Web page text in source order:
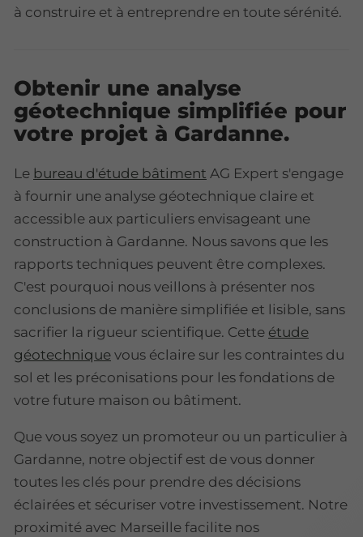
à construire et à entreprendre en toute sérénité.
Obtenir une analyse
géotechnique simplifiée pour
votre projet à Gardanne.
Le bureau d'étude bâtiment AG Expert s'engage
à fournir une analyse géotechnique claire et
accessible aux particuliers envisageant une
construction à Gardanne. Nous savons que les
rapports techniques peuvent être complexes.
C'est pourquoi nous veillons à présenter nos
conclusions de manière simplifiée et lisible, sans
sacrifier la rigueur scientifique. Cette étude
géotechnique vous éclaire sur les contraintes du
sol et les préconisations pour les fondations de
votre future maison ou bâtiment.
Que vous soyez un promoteur ou un particulier à
Gardanne, notre objectif est de vous donner
toutes les clés pour prendre des décisions
éclairées et sécuriser votre investissement. Notre
proximité avec Marseille facilite nos